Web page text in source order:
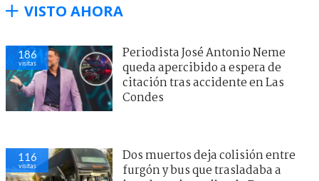
VISTO AHORA
186
visitas
Periodista José Antonio Neme
queda apercibido a espera de
citación tras accidente en Las
Condes
116
visitas
Dos muertos deja colisión entre
furgón y bus que trasladaba a